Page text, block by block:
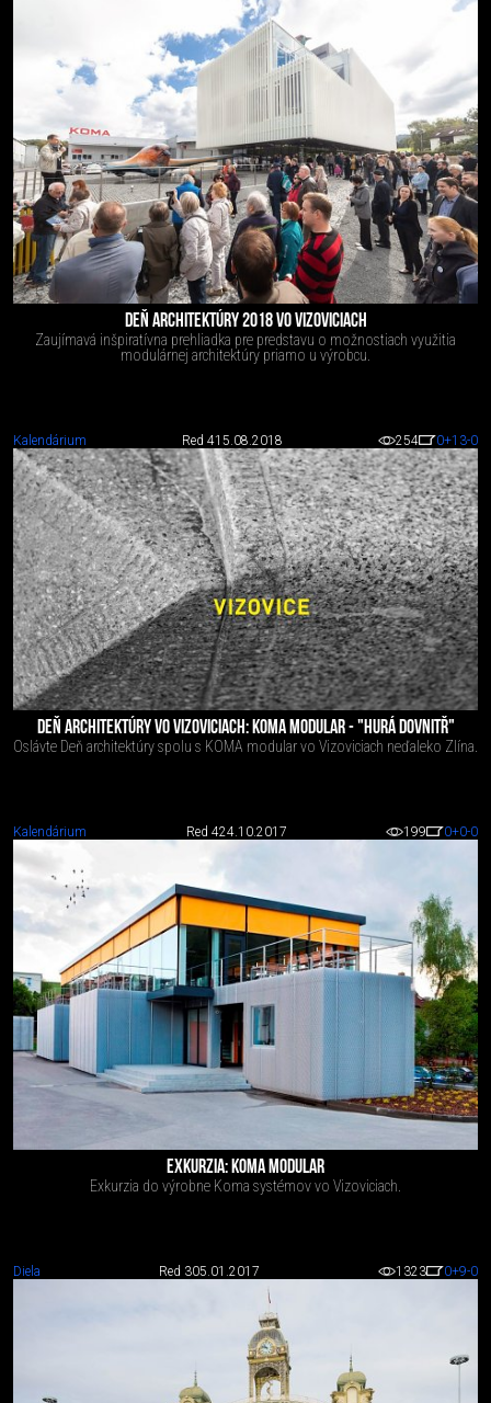
DEŇ ARCHITEKTÚRY 2018 VO VIZOVICIACH
Zaujímavá inšpiratívna prehliadka pre predstavu o možnostiach využitia
modulárnej architektúry priamo u výrobcu.
Kalendárium Red 415.08.2018 254 0+13-0
DEŇ ARCHITEKTÚRY VO VIZOVICIACH: KOMA MODULAR - "HURÁ DOVNITŘ"
Oslávte Deň architektúry spolu s KOMA modular vo Vizoviciach neďaleko Zlína.
Kalendárium Red 424.10.2017 199 0+0-0
EXKURZIA: KOMA MODULAR
Exkurzia do výrobne Koma systémov vo Vizoviciach.
Diela Red 305.01.2017 1323 0+9-0